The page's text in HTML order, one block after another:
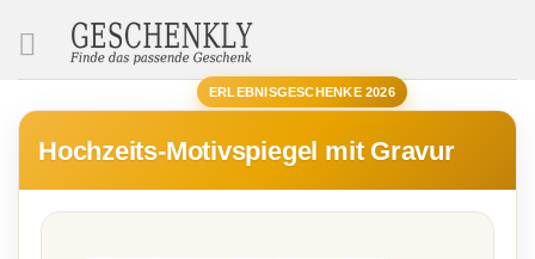
ERLEBNISGESCHENKE 2026
Hochzeits-Motivspiegel mit Gravur